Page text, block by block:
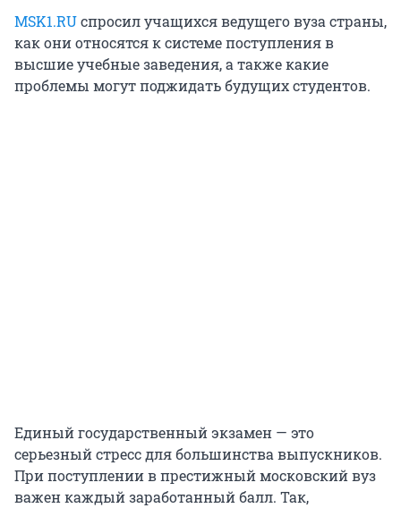
MSK1.RUспросил учащихся ведущего вуза страны,
как они относятся к системе поступления в
высшие учебные заведения, а также какие
проблемы могут поджидать будущих студентов.
Единый государственный экзамен — это
серьезный стресс для большинства выпускников.
При поступлении в престижный московский вуз
важен каждый заработанный балл. Так,